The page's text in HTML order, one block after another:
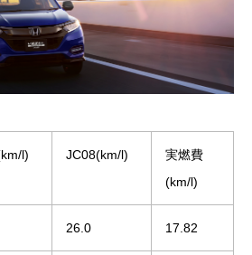
l) JC08(km/l)
実燃費
(km/l)
26.0 17.82